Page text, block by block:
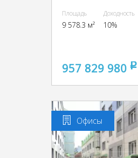
Площадь
9 578.3 м²
Доходность
10%
957 829 980
Офисы